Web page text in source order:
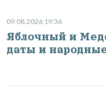
09.08.2026 19:36
Яблочный и
даты и